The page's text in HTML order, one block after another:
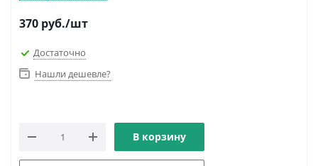
370 руб./шт
Достаточно
Нашли дешевле?
В корзину